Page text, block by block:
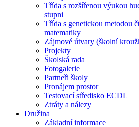
Třída s rozšířenou výukou
stupni
Třída s genetickou metodou
matematiky
Zájmové útvary (školní
Projekty
Školská rada
Fotogalerie
Partneři školy
Pronájem prostor
Testovací středisko ECDL
Ztráty a nálezy
Družina
Základní informace